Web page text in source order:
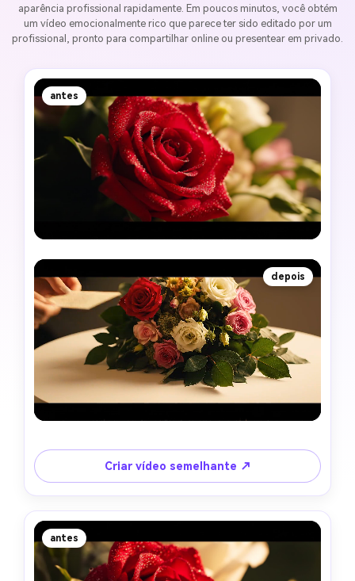
aparência profissional rapidamente. Em poucos minutos, você obtém
um vídeo emocionalmente rico que parece ter sido editado por um
profissional, pronto para compartilhar online ou presentear em privado.
antes
depois
Criar vídeo semelhante ↗
antes